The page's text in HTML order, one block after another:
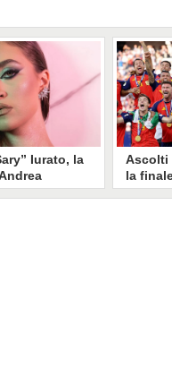
Iurato, la
Ascolti
la